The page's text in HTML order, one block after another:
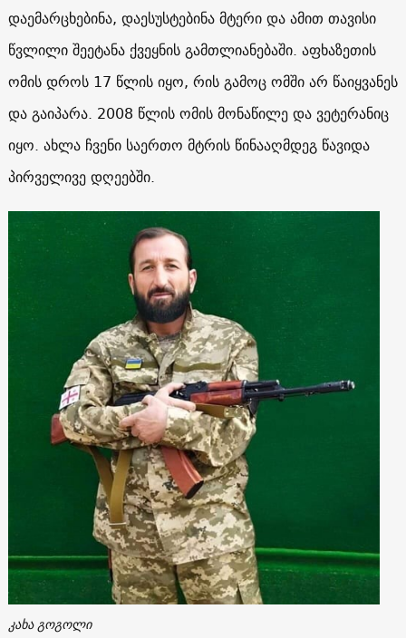
დაემარცხებინა, დაესუსტებინა მტერი და ამით თავისი
წვლილი შეეტანა ქვეყნის გამთლიანებაში. აფხაზეთის
ომის დროს 17 წლის იყო, რის გამოც ომში არ წაიყვანეს
და გაიპარა. 2008 წლის ომის მონაწილე და ვეტერანიც
იყო. ახლა ჩვენი საერთო მტრის წინააღმდეგ წავიდა
პირველივე დღეებში.
კახა გოგოლი